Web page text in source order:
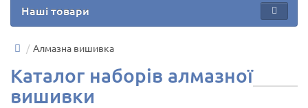
Наші товари
Алмазна вишивка
Каталог наборів алмазної
вишивки